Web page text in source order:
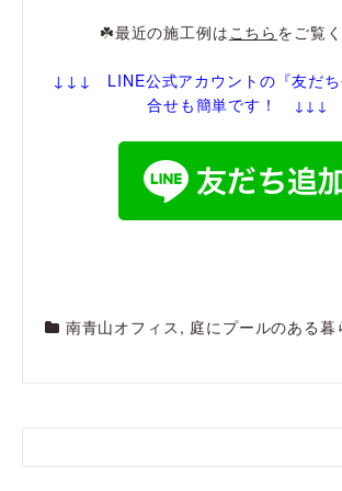
☘️最近の施工例は こちら をご覧
↓↓↓ LINE公式アカウントの『友だち
合せも簡単です！
↓↓↓
南青山オフィス , 庭にプールのある暮